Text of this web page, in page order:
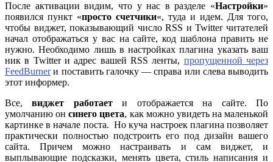
После активации видим, что у нас в разделе «Настройки»
появился пункт «просто счетчики«, туда и идем. Для того,
чтобы виджет, показывающий число RSS и Twitter читателей
начал отображаться у вас на сайте, код шаблона править не
нужно. Необходимо лишь в настройках плагина указать ваш
ник в Twitter и адрес вашей RSS ленты, пропущенной через
FeedBurnerи поставить галочку — справа или слева выводить
этот информер.
Все,виджет работаети отображается на сайте. По
умолчанию онсинего цвета, как можно увидеть на маленькой
картинке в начале поста. Но куча настроек плагина позволяет
практически полностью подстроить его под дизайн вашего
сайта. Причем можно настраивать и сам виджет, и
выплывающие подсказки, менять цвета, стиль написания и